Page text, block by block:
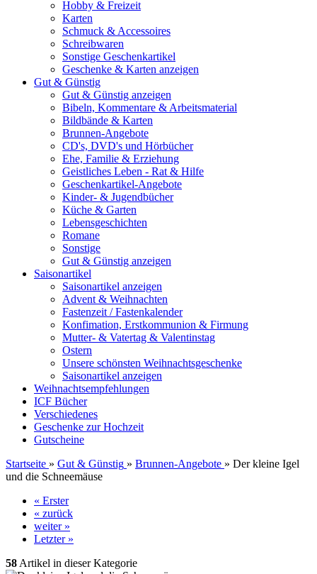
Hobby & Freizeit
Karten
Schmuck & Accessoires
Schreibwaren
Sonstige Geschenkartikel
Geschenke & Karten anzeigen
Gut & Günstig
Gut & Günstig anzeigen
Bibeln, Kommentare & Arbeitsmaterial
Bildbände & Karten
Brunnen-Angebote
CD's, DVD's und Hörbücher
Ehe, Familie & Erziehung
Geistliches Leben - Rat & Hilfe
Geschenkartikel-Angebote
Kinder- & Jugendbücher
Küche & Garten
Lebensgeschichten
Romane
Sonstige
Gut & Günstig anzeigen
Saisonartikel
Saisonartikel anzeigen
Advent & Weihnachten
Fastenzeit / Fastenkalender
Konfimation, Erstkommunion & Firmung
Mutter- & Vatertag & Valentinstag
Ostern
Unsere schönsten Weihnachtsgeschenke
Saisonartikel anzeigen
Weihnachtsempfehlungen
ICF Bücher
Verschiedenes
Geschenke zur Hochzeit
Gutscheine
Startseite » Gut & Günstig » Brunnen-Angebote » Der kleine Igel
und die Schneemäuse
« Erster
« zurück
weiter »
Letzter »
58 Artikel in dieser Kategorie